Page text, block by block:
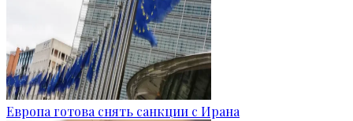
Европа готова снять санкции с Ирана